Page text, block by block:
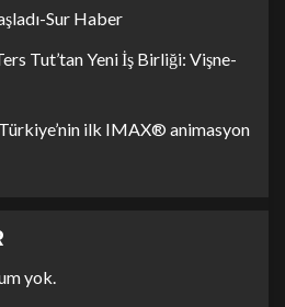
Sur Haber
Tut’tan Yeni İş Birliği: Vişne-
ilk IMAX® animasyon
yok.